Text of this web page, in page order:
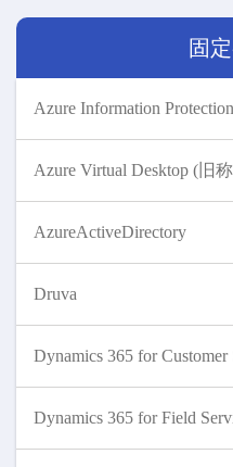
固
Azure Information
Azure Virtual Desktop (旧
AzureActiveDirectory
Druva
Dynamics 365 for Customer
Dynamics 365 for Field